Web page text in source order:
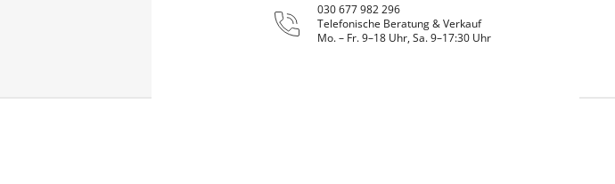
030 677 982 296
Telefonische Beratung & Verkauf
Mo. – Fr. 9–18 Uhr, Sa. 9–17:30 Uhr